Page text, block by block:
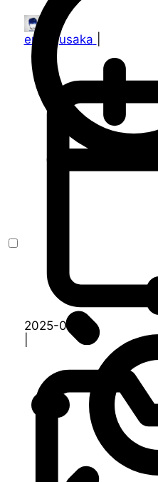
emanjusaka
2025-07-02